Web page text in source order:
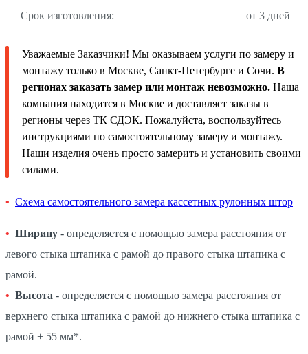
Срок изготовления: от 3 дней
Уважаемые Заказчики! Мы оказываем услуги по замеру и
монтажу только в Москве, Санкт-Петербурге и Сочи. В
регионах заказать замер или монтаж невозможно. Наша
компания находится в Москве и доставляет заказы в
регионы через ТК СДЭК. Пожалуйста, воспользуйтесь
инструкциями по самостоятельному замеру и монтажу.
Наши изделия очень просто замерить и установить своими
силами.
Схема самостоятельного замера кассетных рулонных штор
Ширину - определяется с помощью замера расстояния от
левого стыка штапика с рамой до правого стыка штапика с
рамой.
Высота - определяется с помощью замера расстояния от
верхнего стыка штапика с рамой до нижнего стыка штапика с
рамой + 55 мм*.